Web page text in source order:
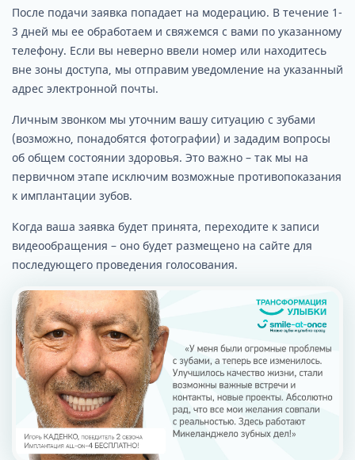
После подачи заявка попадает на модерацию. В течение 1-
3 дней мы ее обработаем и свяжемся с вами по указанному
телефону. Если вы неверно ввели номер или находитесь
вне зоны доступа, мы отправим уведомление на указанный
адрес электронной почты.
Личным звонком мы уточним вашу ситуацию с зубами
(возможно, понадобятся фотографии) и зададим вопросы
об общем состоянии здоровья. Это важно – так мы на
первичном этапе исключим возможные противопоказания
к имплантации зубов.
Когда ваша заявка будет принята, переходите к записи
видеообращения – оно будет размещено на сайте для
последующего проведения голосования.